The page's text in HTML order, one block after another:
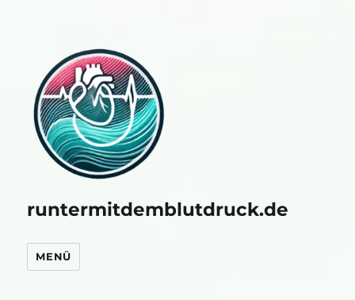
runtermitdemblutdruck.de
MENÜ